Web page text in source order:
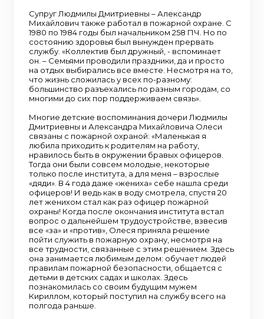
Супруг Людмилы Дмитриевны – Александр
Михайлович также работал в пожарной охране. С
1980 по 1984 годы был начальником 258 ПЧ. Но по
состоянию здоровья был вынужден прервать
службу. «Коллектив был дружный, - вспоминает
он. – Семьями проводили праздники, да и просто
на отдых выбирались все вместе. Несмотря на то,
что жизнь сложилась у всех по-разному:
большинство разъехались по разным городам, со
многими до сих пор поддерживаем связь».
Многие детские воспоминания дочери Людмилы
Дмитриевны и Александра Михайловича Олеси
связаны с пожарной охраной: «Маленькая я
любила приходить к родителям на работу,
нравилось быть в окружении бравых офицеров.
Тогда они были совсем молодые, некоторые
только после института, а для меня – взрослые
«дяди». В 4 года даже «жениха» себе нашла среди
офицеров! И ведь как в воду смотрела, спустя 20
лет женихом стал как раз офицер пожарной
охраны! Когда после окончания института встал
вопрос о дальнейшем трудоустройстве, взвесив
все «за» и «против», Олеся приняла решение
пойти служить в пожарную охрану, несмотря на
все трудности, связанные с этим решением. Здесь
она занимается любимым делом: обучает людей
правилам пожарной безопасности, общается с
детьми в детских садах и школах. Здесь
познакомилась со своим будущим мужем
Кириллом, который поступил на службу всего на
полгода раньше.